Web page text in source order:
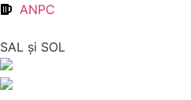
ANPC
SAL şi SOL